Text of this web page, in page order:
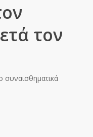
τον
συναισθηματικά